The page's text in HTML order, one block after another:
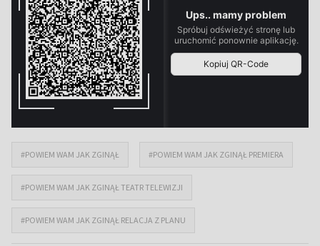
#POWIEM WAM JAK ZGINĄŁ #POWIEM WAM JAK ZGINĄŁ PREMIERA
#POWIEM WAM JAK ZGINĄŁ TEATR TELEWIZJI
#POWIEM WAM JAK ZGINĄŁ RELACJA Z PLANU